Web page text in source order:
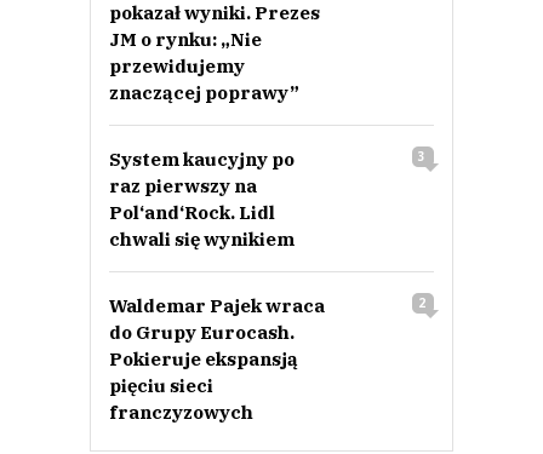
pokazał wyniki. Prezes
JM o rynku: „Nie
przewidujemy
znaczącej poprawy”
System kaucyjny po
raz pierwszy na
Pol‘and‘Rock. Lidl
chwali się wynikiem
3
Waldemar Pajek wraca
do Grupy Eurocash.
Pokieruje ekspansją
pięciu sieci
franczyzowych
2